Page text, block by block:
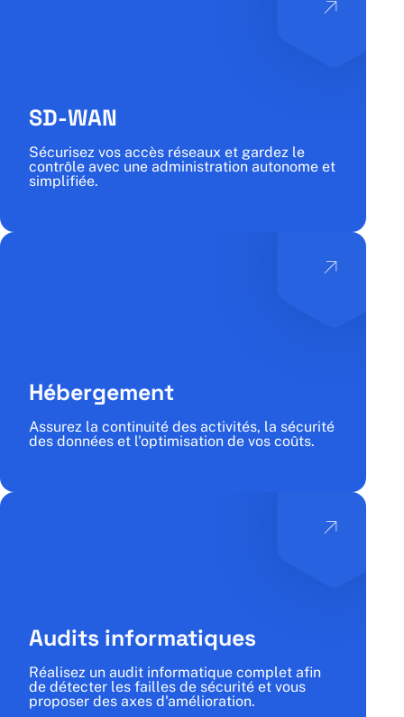
SD-WAN
Sécurisez vos accès réseaux et gardez le
contrôle avec une administration autonome et
simplifiée.
Hébergement
Assurez la continuité des activités, la sécurité
des données et l'optimisation de vos coûts.
Audits informatiques
Réalisez un audit informatique complet afin
de détecter les failles de sécurité et vous
proposer des axes d'amélioration.